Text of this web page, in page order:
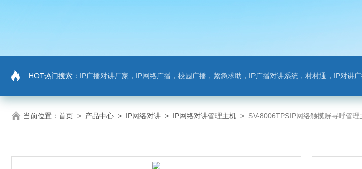
HOT热门搜索： IP广播对讲厂家，IP网络广播，校园广播，紧急求助，IP广播对讲系统，村村通，IP对讲广播，IP公共广播系统，网络音频模
当前位置： 首页 > 产品中心 > IP网络对讲 > IP网络对讲管理主机 > SV-8006TPSIP网络触摸屏寻呼管理